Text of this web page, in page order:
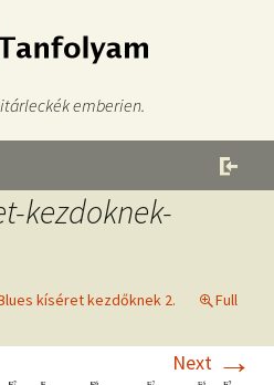
emberien.
kezdoknek-
kíséret kezdőknek 2.
Full
Next →